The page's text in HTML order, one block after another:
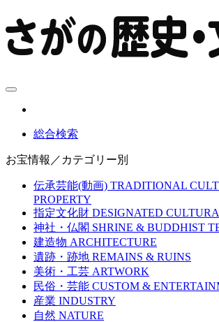
総合検索
お宝情報／カテゴリー別
伝承芸能(動画) TRADITIONAL
PROPERTY
指定文化財 DESIGNATED
神社・仏閣 SHRINE & BUDDHIST
建造物 ARCHITECTURE
遺跡・跡地 REMAINS & RUINS
美術・工芸 ARTWORK
民俗・芸能 CUSTOM &
産業 INDUSTRY
自然 NATURE